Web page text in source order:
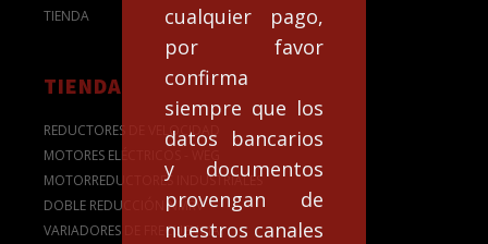
cualquier pago,
por favor
confirma
siempre que los
datos bancarios
y documentos
provengan de
nuestros canales
TIENDA
TIENDA
REDUCTORES DE VELOCIDAD
MOTORES ELÉCTRICOS - WEG
MOTORREDUCTORES INDUSTRIALES
DOBLE REDUCCIÓN NMRV
VARIADORES DE FRECUENCIA